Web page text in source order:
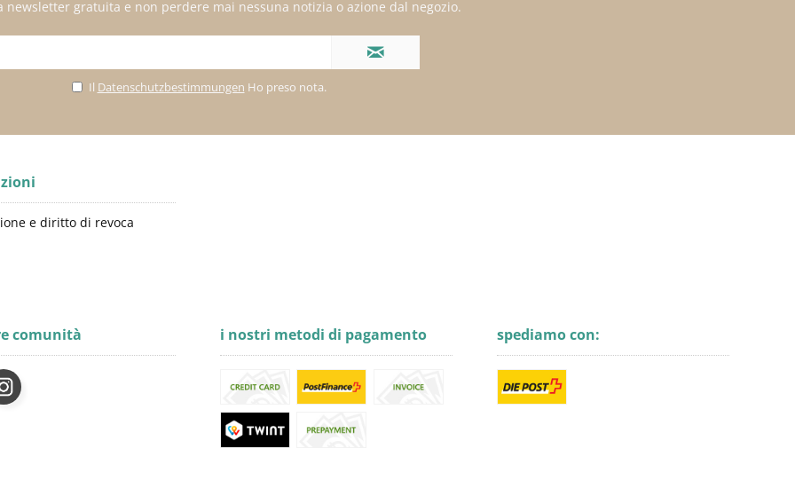
newsletter gratuita e non perdere mai nessuna notizia o azione dal negozio.
Il Datenschutzbestimmungen Ho preso nota.
e diritto di revoca
comunità i nostri metodi di pagamento spediamo con: